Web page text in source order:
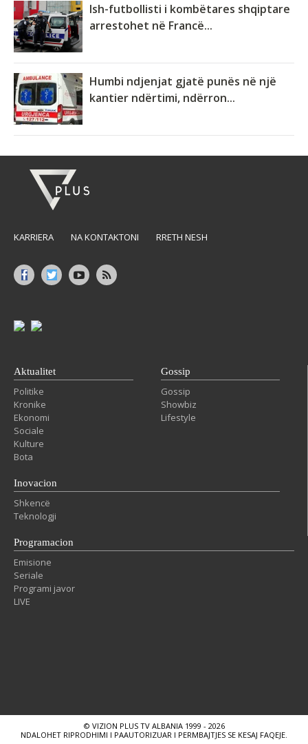
Ish-futbollisti i kombëtares shqiptare
arrestohet në Francë...
Humbi ndjenjat gjatë punës në një
kantier ndërtimi, ndërron...
KARRIERA NA KONTAKTONI RRETH NESH
Aktualitet
Politike
Kronike
Ekonomi
Sociale
Kulture
Bota
Gossip
Gossip
Showbiz
Lifestyle
Inovacion
Shkencë
Teknologji
Programacion
Emisione
Seriale
Programi javor
LIVE
© VIZION PLUS TV ALBANIA 1999 - 2026
NDALOHET RIPRODHIMI I PAAUTORIZUAR I PERMBAJTJES SE KESAJ FAQEJE.